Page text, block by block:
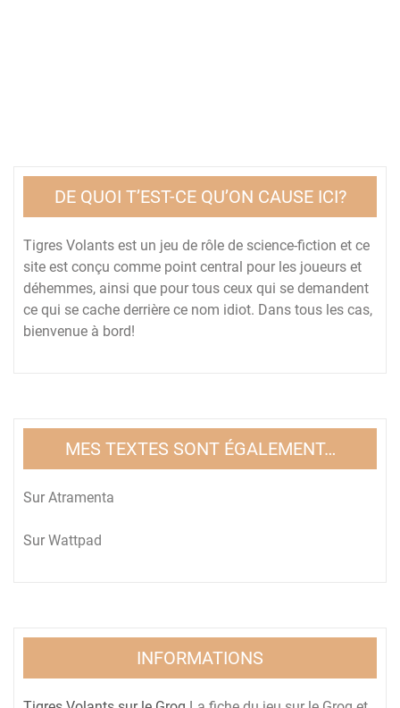
DE QUOI T’EST-CE QU’ON CAUSE ICI?
Tigres Volants est un jeu de rôle de science-fiction et ce
site est conçu comme point central pour les joueurs et
déhemmes, ainsi que pour tous ceux qui se demandent
ce qui se cache derrière ce nom idiot. Dans tous les cas,
bienvenue à bord!
MES TEXTES SONT ÉGALEMENT…
Sur Atramenta
Sur Wattpad
INFORMATIONS